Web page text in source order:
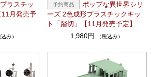
ラスチッ
月発売予
込み）
ポップな異世界シリ
ーズ 2色成形プラスチックキッ
ト「踏切」【11月発売予定】
1,980円
（税込み）